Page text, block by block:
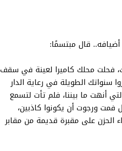
أضيافه.. قال مبتسمًا:
فحلت محلك كاميرا لعينة في سقف
سنواتك الطويلة في رعاية الدار
أنهت ما بيننا، فلم تأت لتسمع
ورجوت أن يكونوا كاذبين،
على مقبرة قديمة من مقابر